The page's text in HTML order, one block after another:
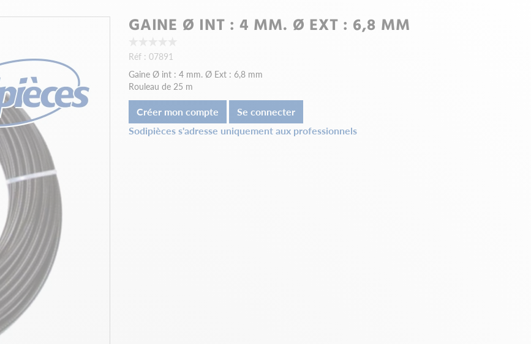
GAINE Ø INT : 4 MM. Ø EXT : 6,8 MM
Réf : 07891
Gaine Ø int : 4 mm. Ø Ext : 6,8 mm
Rouleau de 25 m
Créer mon compte
Se connecter
Sodipièces s'adresse uniquement aux professionnels